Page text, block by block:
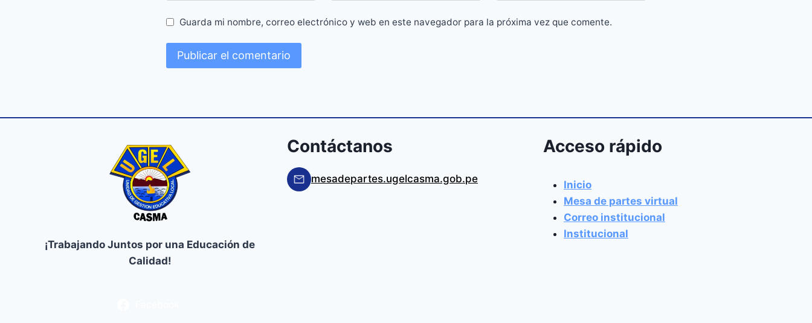
Guarda mi nombre, correo electrónico y web en este navegador para la próxima vez que comente.
¡Trabajando Juntos por una Educación de
Calidad!
Contáctanos
mesadepartes.ugelcasma.gob.pe
Acceso rápido
Inicio
Mesa de partes virtual
Correo institucional
Institucional